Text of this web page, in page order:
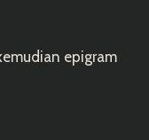
epigram